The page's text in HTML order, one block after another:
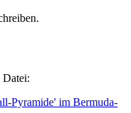
Datei:
Pyramide' im Bermuda-